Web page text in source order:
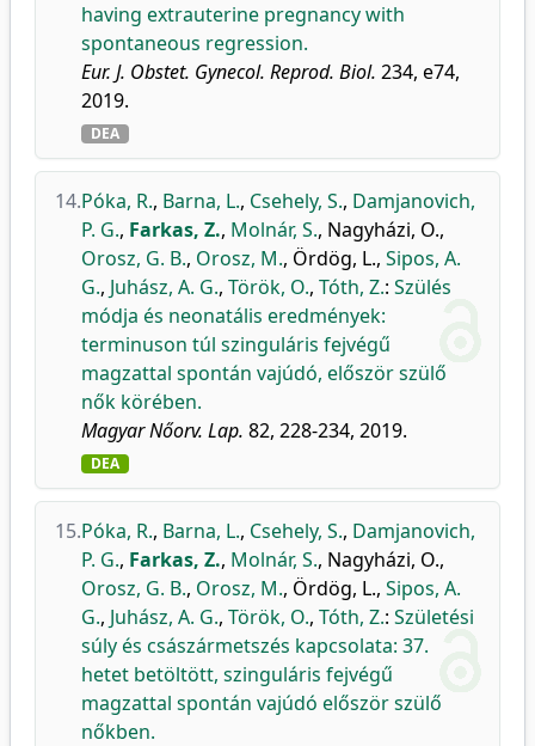
having extrauterine pregnancy with
spontaneous regression.
Eur. J. Obstet. Gynecol. Reprod. Biol. 234, e74,
2019.
DEA
14.Póka, R., Barna, L., Csehely, S., Damjanovich,
P. G., Farkas, Z., Molnár, S., Nagyházi, O.,
Orosz, G. B., Orosz, M., Ördög, L., Sipos, A.
G., Juhász, A. G., Török, O., Tóth, Z.: Szülés
módja és neonatális eredmények:
terminuson túl szinguláris fejvégű
magzattal spontán vajúdó, először szülő
nők körében.
Magyar Nőorv. Lap. 82, 228-234, 2019.
DEA
15.Póka, R., Barna, L., Csehely, S., Damjanovich,
P. G., Farkas, Z., Molnár, S., Nagyházi, O.,
Orosz, G. B., Orosz, M., Ördög, L., Sipos, A.
G., Juhász, A. G., Török, O., Tóth, Z.: Születési
súly és császármetszés kapcsolata: 37.
hetet betöltött, szinguláris fejvégű
magzattal spontán vajúdó először szülő
nőkben.